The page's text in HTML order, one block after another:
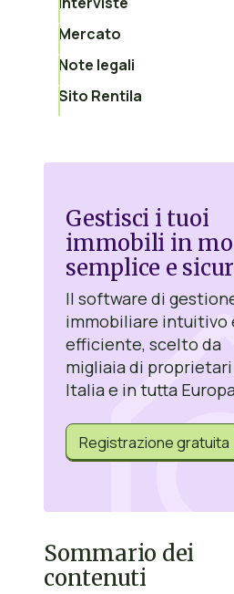
Mercato
Note legali
Sito Rentila
Gestisci i tuoi
immobili in
semplice e
Il software di
immobiliare intuitivo
efficiente, scelto da
migliaia di
Italia e in tutta
Registrazione gratuita
Sommario dei
contenuti